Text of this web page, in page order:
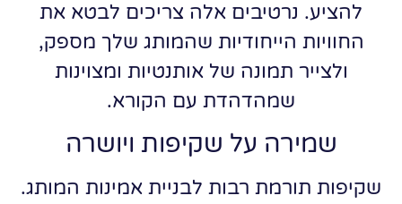
להציע. נרטיבים אלה צריכים לבטא את
החוויות הייחודיות שהמותג שלך מספק,
ולצייר תמונה של אותנטיות ומצוינות
שמהדהדת עם הקורא.
שמירה על שקיפות ויושרה
שקיפות תורמת רבות לבניית אמינות המותג.